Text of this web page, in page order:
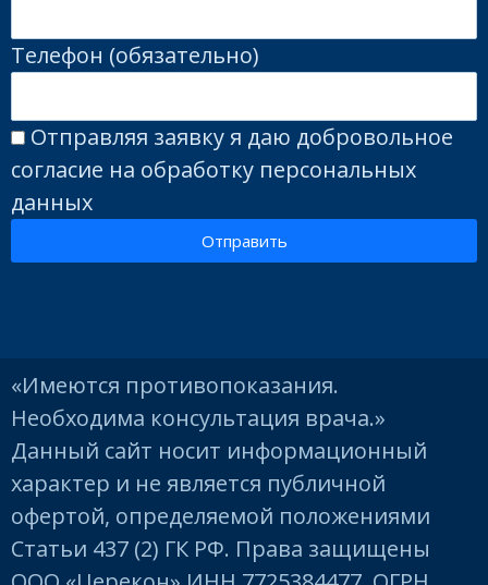
Телефон (обязательно)
Отправляя заявку я даю добровольное
согласие на обработку персональных
данных
Отправить
«Имеются противопоказания.
Необходима консультация врача.»
Данный сайт носит информационный
характер и не является публичной
офертой, определяемой положениями
Статьи 437 (2) ГК РФ. Права защищены